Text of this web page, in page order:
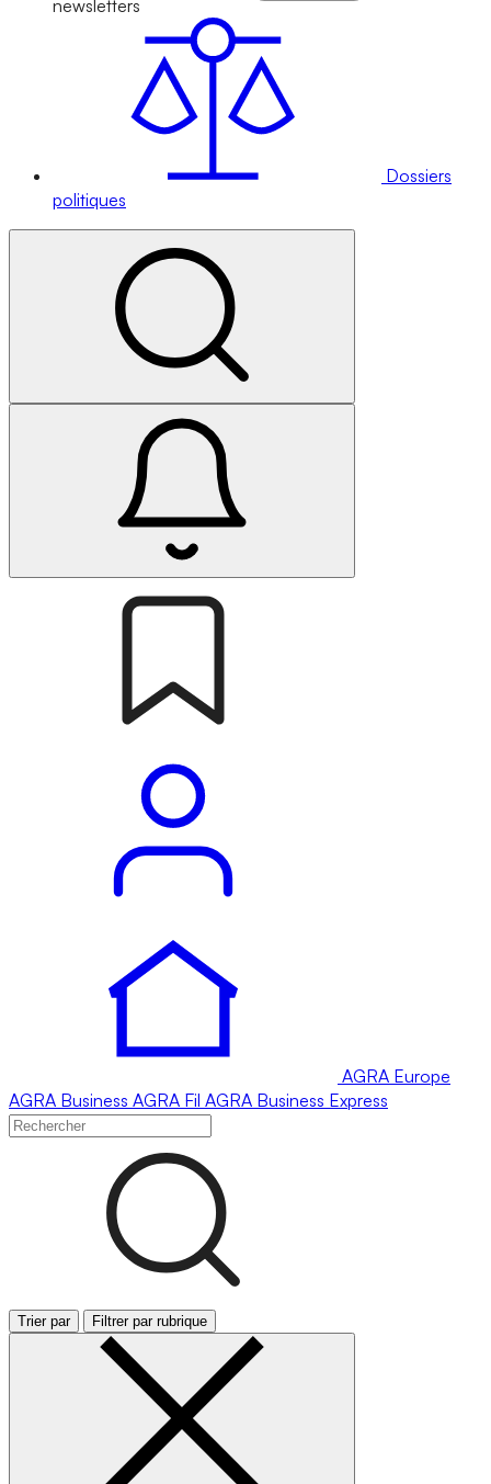
newsletters
Dossiers
politiques
AGRA Europe
AGRA Business AGRA Fil AGRA Business Express
Trier par Filtrer par rubrique